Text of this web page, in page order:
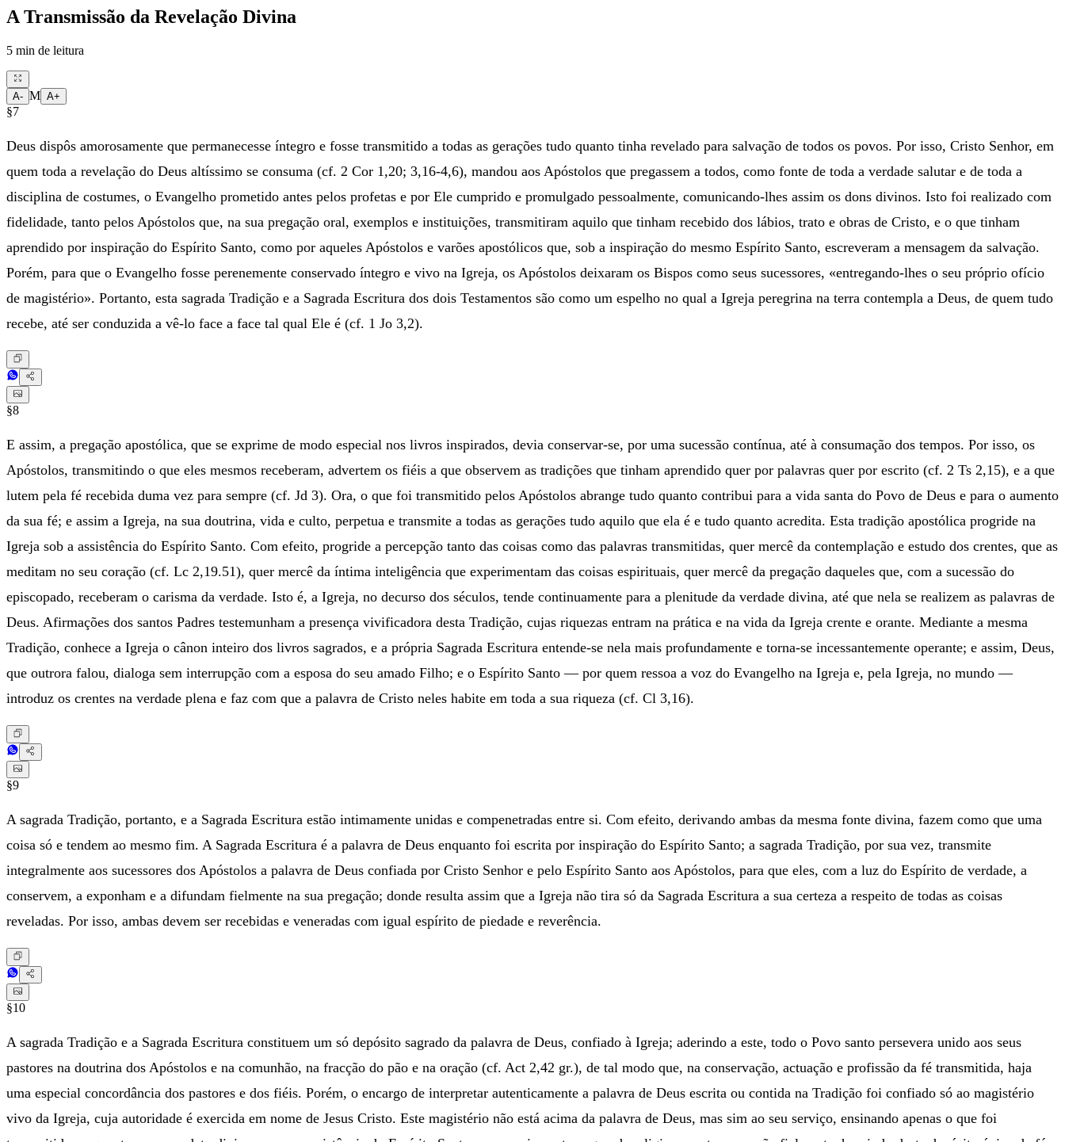
A Transmissão da Revelação Divina
5 min de leitura
A- M A+
§7
Deus dispôs amorosamente que permanecesse íntegro e fosse transmitido a todas as gerações tudo quanto tinha revelado para salvação de todos os povos. Por isso, Cristo Senhor, em
quem toda a revelação do Deus altíssimo se consuma (cf. 2 Cor 1,20; 3,16-4,6), mandou aos Apóstolos que pregassem a todos, como fonte de toda a verdade salutar e de toda a
disciplina de costumes, o Evangelho prometido antes pelos profetas e por Ele cumprido e promulgado pessoalmente, comunicando-lhes assim os dons divinos. Isto foi realizado com
fidelidade, tanto pelos Apóstolos que, na sua pregação oral, exemplos e instituições, transmitiram aquilo que tinham recebido dos lábios, trato e obras de Cristo, e o que tinham
aprendido por inspiração do Espírito Santo, como por aqueles Apóstolos e varões apostólicos que, sob a inspiração do mesmo Espírito Santo, escreveram a mensagem da salvação.
Porém, para que o Evangelho fosse perenemente conservado íntegro e vivo na Igreja, os Apóstolos deixaram os Bispos como seus sucessores, «entregando-lhes o seu próprio ofício
de magistério». Portanto, esta sagrada Tradição e a Sagrada Escritura dos dois Testamentos são como um espelho no qual a Igreja peregrina na terra contempla a Deus, de quem tudo
recebe, até ser conduzida a vê-lo face a face tal qual Ele é (cf. 1 Jo 3,2).
§8
E assim, a pregação apostólica, que se exprime de modo especial nos livros inspirados, devia conservar-se, por uma sucessão contínua, até à consumação dos tempos. Por isso, os
Apóstolos, transmitindo o que eles mesmos receberam, advertem os fiéis a que observem as tradições que tinham aprendido quer por palavras quer por escrito (cf. 2 Ts 2,15), e a que
lutem pela fé recebida duma vez para sempre (cf. Jd 3). Ora, o que foi transmitido pelos Apóstolos abrange tudo quanto contribui para a vida santa do Povo de Deus e para o aumento
da sua fé; e assim a Igreja, na sua doutrina, vida e culto, perpetua e transmite a todas as gerações tudo aquilo que ela é e tudo quanto acredita. Esta tradição apostólica progride na
Igreja sob a assistência do Espírito Santo. Com efeito, progride a percepção tanto das coisas como das palavras transmitidas, quer mercê da contemplação e estudo dos crentes, que as
meditam no seu coração (cf. Lc 2,19.51), quer mercê da íntima inteligência que experimentam das coisas espirituais, quer mercê da pregação daqueles que, com a sucessão do
episcopado, receberam o carisma da verdade. Isto é, a Igreja, no decurso dos séculos, tende continuamente para a plenitude da verdade divina, até que nela se realizem as palavras de
Deus. Afirmações dos santos Padres testemunham a presença vivificadora desta Tradição, cujas riquezas entram na prática e na vida da Igreja crente e orante. Mediante a mesma
Tradição, conhece a Igreja o cânon inteiro dos livros sagrados, e a própria Sagrada Escritura entende-se nela mais profundamente e torna-se incessantemente operante; e assim, Deus,
que outrora falou, dialoga sem interrupção com a esposa do seu amado Filho; e o Espírito Santo — por quem ressoa a voz do Evangelho na Igreja e, pela Igreja, no mundo —
introduz os crentes na verdade plena e faz com que a palavra de Cristo neles habite em toda a sua riqueza (cf. Cl 3,16).
§9
A sagrada Tradição, portanto, e a Sagrada Escritura estão intimamente unidas e compenetradas entre si. Com efeito, derivando ambas da mesma fonte divina, fazem como que uma
coisa só e tendem ao mesmo fim. A Sagrada Escritura é a palavra de Deus enquanto foi escrita por inspiração do Espírito Santo; a sagrada Tradição, por sua vez, transmite
integralmente aos sucessores dos Apóstolos a palavra de Deus confiada por Cristo Senhor e pelo Espírito Santo aos Apóstolos, para que eles, com a luz do Espírito de verdade, a
conservem, a exponham e a difundam fielmente na sua pregação; donde resulta assim que a Igreja não tira só da Sagrada Escritura a sua certeza a respeito de todas as coisas
reveladas. Por isso, ambas devem ser recebidas e veneradas com igual espírito de piedade e reverência.
§10
A sagrada Tradição e a Sagrada Escritura constituem um só depósito sagrado da palavra de Deus, confiado à Igreja; aderindo a este, todo o Povo santo persevera unido aos seus
pastores na doutrina dos Apóstolos e na comunhão, na fracção do pão e na oração (cf. Act 2,42 gr.), de tal modo que, na conservação, actuação e profissão da fé transmitida, haja
uma especial concordância dos pastores e dos fiéis. Porém, o encargo de interpretar autenticamente a palavra de Deus escrita ou contida na Tradição foi confiado só ao magistério
vivo da Igreja, cuja autoridade é exercida em nome de Jesus Cristo. Este magistério não está acima da palavra de Deus, mas sim ao seu serviço, ensinando apenas o que foi